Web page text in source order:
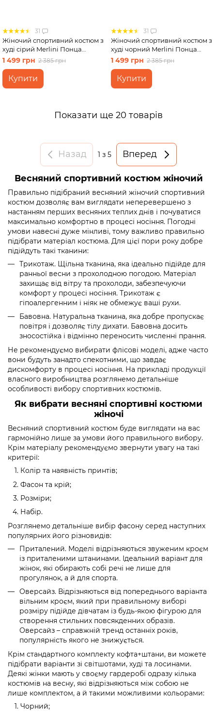
31
Жіночий спортивний костюм з
худі сірий Merlini Понца
100001303 розмір 42-44 (S-M)
1 499 грн 2 385 грн
Купити
31
Жіночий спортивний костюм з
худі чорний Merlini Понца
100001301 розмір 42-44 (S-M)
1 499 грн 2 385 грн
Купити
Показати ще 20 товарів
Назад 1 з 5 Вперед
Весняний спортивний костюм жіночий
Правильно підібраний весняний жіночий спортивний
костюм дозволяє вам виглядати неперевершено з
настанням перших весняних теплих днів і почуватися
максимально комфортно в процесі носіння. Погодні
умови навесні дуже мінливі, тому важливо правильно
підібрати матеріал костюма. Для цієї пори року добре
підійдуть такі тканини:
Трикотаж. Щільна тканина, яка ідеально підійде для
ранньої весни з прохолодною погодою. Матеріал
захищає від вітру та прохолоди, забезпечуючи
комфорт у процесі носіння. Трикотаж є
гіпоалергенним і ніяк не обмежує ваші рухи.
Бавовна. Натуральна тканина, яка добре пропускає
повітря і дозволяє тілу дихати. Бавовна досить
зносостійка і відмінно переносить численні прання.
Не рекомендуємо вибирати флісові моделі, адже часто
вони будуть занадто спекотними, що завдає
дискомфорту в процесі носіння. На прикладі продукції
власного виробництва розглянемо детальніше
особливості вибору спортивних костюмів.
Як вибрати весняні спортивні костюми
жіночі
Весняний спортивний костюм буде виглядати на вас
гармонійно лише за умови його правильного вибору.
Крім матеріалу рекомендуємо звернути увагу на такі
критерії:
Колір та наявність принтів;
Фасон та крій;
Розміри;
Набір.
Розглянемо детальніше вибір фасону серед наступних
популярних його різновидів:
Приталений. Моделі відрізняються звуженим кроєм
із приталеними штанинами. Ідеальний варіант для
жінок, які обирають собі речі не лише для
прогулянок, а й для спорта.
Оверсайз. Відрізняються від попереднього варіанта
вільним кроєм, який при правильному виборі
розміру підійде дівчатам із будь-якою фігурою для
створення стильних повсякденних образів.
Оверсайз – справжній тренд останніх років,
популярність якого не знижується.
Крім стандартного комплекту кофта+штани, ви можете
підібрати варіанти зі світшотами, худі та лосинами.
Деякі жінки мають у своєму гардеробі одразу кілька
костюмів на весну, які відрізняються між собою не
лише комплектом, а й такими можливими кольорами:
Чорний;